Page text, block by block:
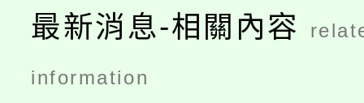
最新消息-相關內容
information